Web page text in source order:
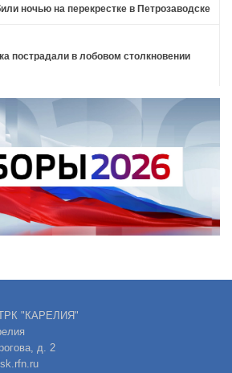
ночью на перекрестке в Петрозаводске
пострадали в лобовом столкновении
"КАРЕЛИЯ"
д. 2